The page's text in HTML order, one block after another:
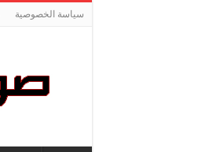
سياسة الخصوصية